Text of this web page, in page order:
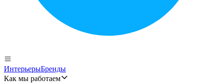
ИнтерьерыБренды
Как мы работаем